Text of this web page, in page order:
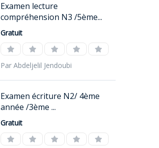
Examen lecture
compréhension N3 /5ème...
Gratuit
Par Abdeljelil Jendoubi
Examen écriture N2/ 4ème
année /3ème ...
Gratuit